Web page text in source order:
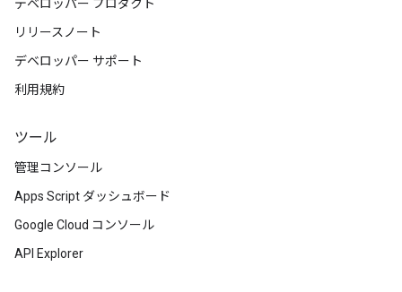
デベロッパー プロダクト
リリースノート
デベロッパー サポート
利用規約
ツール
管理コンソール
Apps Script ダッシュボード
Google Cloud コンソール
API Explorer